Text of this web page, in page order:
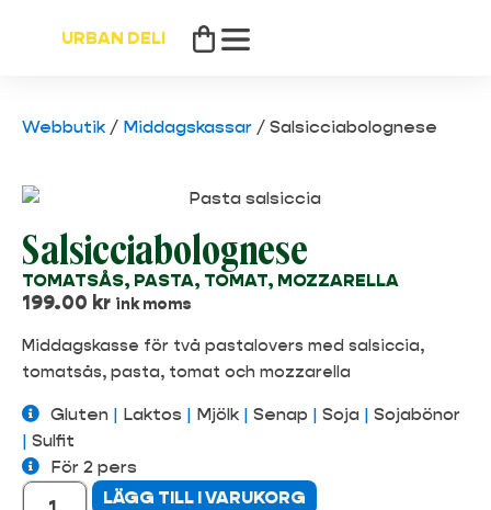
URBAN DELI
Webbutik/ Middagskassar /Salsicciabolognese
Salsicciabolognese
TOMATSÅS, PASTA, TOMAT, MOZZARELLA
199.00 kr ink moms
Middagskasse för två pastalovers med salsiccia,
tomatsås, pasta, tomat och mozzarella
Gluten | Laktos | Mjölk | Senap | Soja | Sojabönor
| Sulfit
För 2 pers
LÄGG TILL I VARUKORG